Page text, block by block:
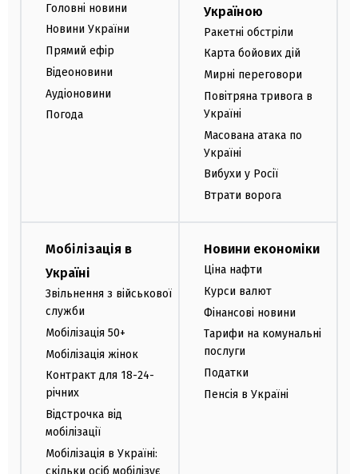
Головні новини
Новини України
Прямий ефір
Відеоновини
Аудіоновини
Погода
Україною
Ракетні обстріли
Карта бойових дій
Мирні переговори
Повітряна тривога в
Україні
Масована атака по
Україні
Вибухи у Росії
Втрати ворога
Мобілізація в
Україні
Звільнення з військової
служби
Мобілізація 50+
Мобілізація жінок
Контракт для 18-24-
річних
Відстрочка від
мобілізації
Мобілізація в Україні:
скільки осіб мобілізує
Новини економіки
Ціна нафти
Курси валют
Фінансові новини
Тарифи на комунальні
послуги
Податки
Пенсія в Україні